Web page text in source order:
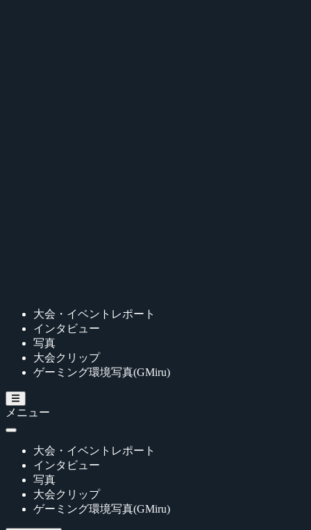
大会・イベントレポート
インタビュー
写真
大会クリップ
ゲーミング環境写真(GMiru)
メニュー
大会・イベントレポート
インタビュー
写真
大会クリップ
ゲーミング環境写真(GMiru)